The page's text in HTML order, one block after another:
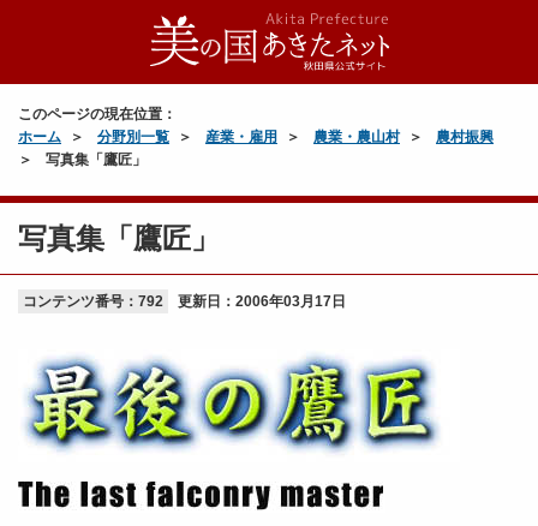
このページの現在位置：
ホーム
分野別一覧 産業・雇用 農業・農山村
農村振興
写真集「鷹匠」
写真集「鷹匠」
コンテンツ番号：792 更新日： 2006年03月17日